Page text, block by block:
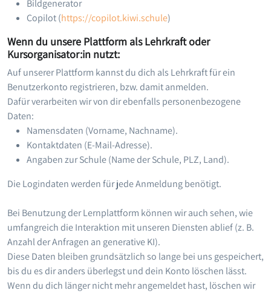
Bildgenerator
Copilot (https://copilot.kiwi.schule)
Wenn du unsere Plattform als Lehrkraft oder
Kursorganisator:in nutzt:
Auf unserer Plattform kannst du dich als Lehrkraft für ein
Benutzerkonto registrieren, bzw. damit anmelden.
Dafür verarbeiten wir von dir ebenfalls personenbezogene
Daten:
Namensdaten (Vorname, Nachname).
Kontaktdaten (E-Mail-Adresse).
Angaben zur Schule (Name der Schule, PLZ, Land).
Die Logindaten werden für jede Anmeldung benötigt.
Bei Benutzung der Lernplattform können wir auch sehen, wie
umfangreich die Interaktion mit unseren Diensten ablief (z. B.
Anzahl der Anfragen an generative KI).
Diese Daten bleiben grundsätzlich so lange bei uns gespeichert,
bis du es dir anders überlegst und dein Konto löschen lässt.
Wenn du dich länger nicht mehr angemeldet hast, löschen wir